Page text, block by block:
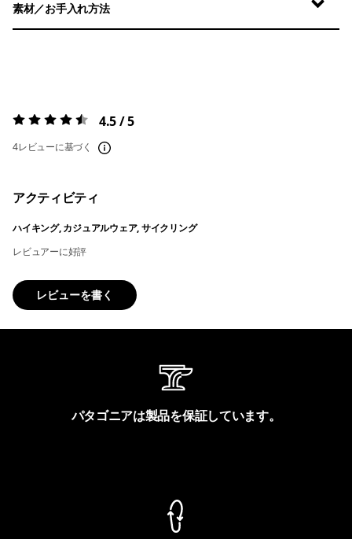
素材／お手入れ方法
評価:4.5 / 5 4.5 / 5
4レビューに基づく
アクティビティ
ハイキング, カジュアルウェア, サイクリング
レビュアーに好評
レビューを書く
パタゴニアは製品を保証しています。